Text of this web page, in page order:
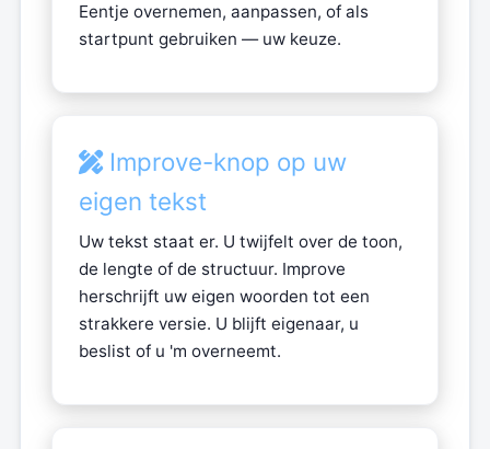
Eentje overnemen, aanpassen, of als
startpunt gebruiken — uw keuze.
Improve-knop op uw
eigen tekst
Uw tekst staat er. U twijfelt over de toon,
de lengte of de structuur. Improve
herschrijft uw eigen woorden tot een
strakkere versie. U blijft eigenaar, u
beslist of u 'm overneemt.